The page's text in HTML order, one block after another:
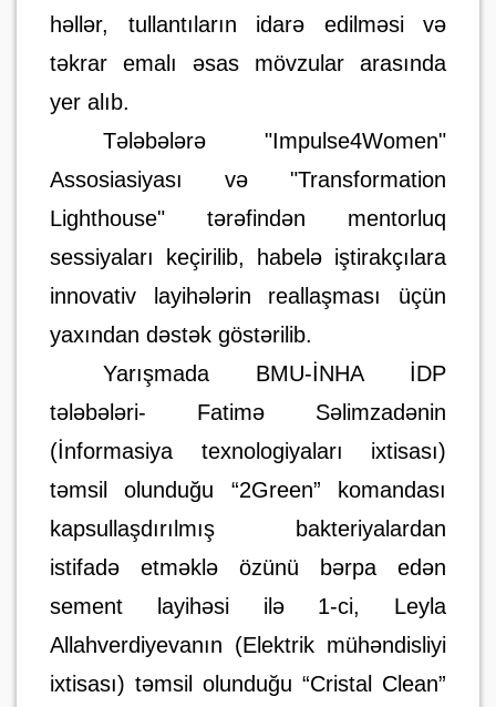
həllər, tullantıların idarə edilməsi və
təkrar emalı əsas mövzular arasında
yer alıb.
Tələbələrə "Impulse4Women"
Assosiasiyası və "Transformation
Lighthouse" tərəfindən mentorluq
sessiyaları keçirilib, habelə iştirakçılara
innovativ layihələrin reallaşması üçün
yaxından dəstək göstərilib.
Yarışmada BMU-İNHA İDP
tələbələri- Fatimə Səlimzadənin
(İnformasiya texnologiyaları ixtisası)
təmsil olunduğu “2Green” komandası
kapsullaşdırılmış bakteriyalardan
istifadə etməklə özünü bərpa edən
sement layihəsi ilə 1-ci, Leyla
Allahverdiyevanın (Elektrik mühəndisliyi
ixtisası) təmsil olunduğu “Cristal Clean”